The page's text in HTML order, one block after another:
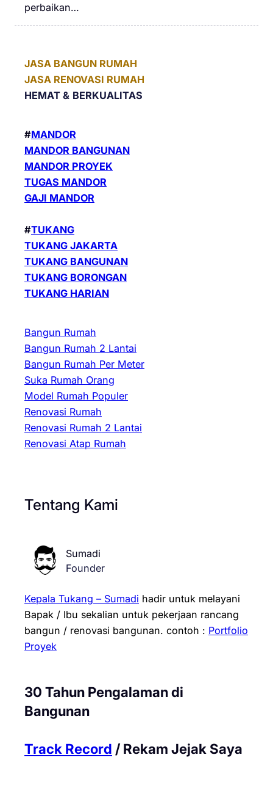
perbaikan…
JASA BANGUN RUMAH
JASA RENOVASI RUMAH
HEMAT & BERKUALITAS
#MANDOR
MANDOR BANGUNAN
MANDOR PROYEK
TUGAS MANDOR
GAJI MANDOR
#TUKANG
TUKANG JAKARTA
TUKANG BANGUNAN
TUKANG BORONGAN
TUKANG HARIAN
Bangun Rumah
Bangun Rumah 2 Lantai
Bangun Rumah Per Meter
Suka Rumah Orang
Model Rumah Populer
Renovasi Rumah
Renovasi Rumah 2 Lantai
Renovasi Atap Rumah
Tentang Kami
Sumadi
Founder
Kepala Tukang – Sumadi hadir untuk melayani
Bapak / Ibu sekalian untuk pekerjaan rancang
bangun / renovasi bangunan. contoh : Portfolio
Proyek
30 Tahun Pengalaman di
Bangunan
Track Record / Rekam Jejak Saya